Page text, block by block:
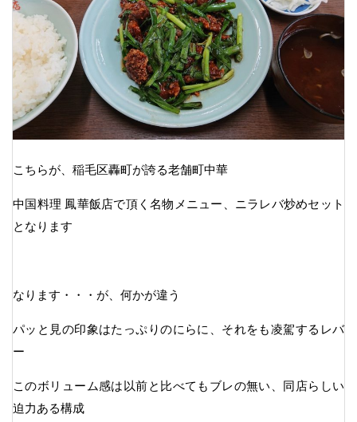
こちらが、稲毛区轟町が誇る老舗町中華
中国料理 鳳華飯店で頂く名物メニュー、ニラレバ炒めセット
となります
なります・・・が、何かが違う
パッと見の印象はたっぷりのにらに、それをも凌駕するレバ
ー
このボリューム感は以前と比べてもブレの無い、同店らしい
迫力ある構成